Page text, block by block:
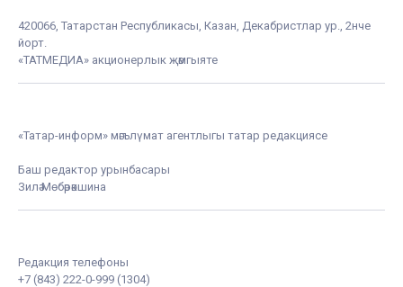
420066, Татарстан Республикасы, Казан, Декабристлар ур., 2нче
йорт.
«ТАТМЕДИА» акционерлык җәмгыяте
«Татар-информ» мәгълүмат агентлыгы татар редакциясе
Баш редактор урынбасары
Зилә Мөбәрәкшина
Редакция телефоны
+7 (843) 222-0-999 (1304)